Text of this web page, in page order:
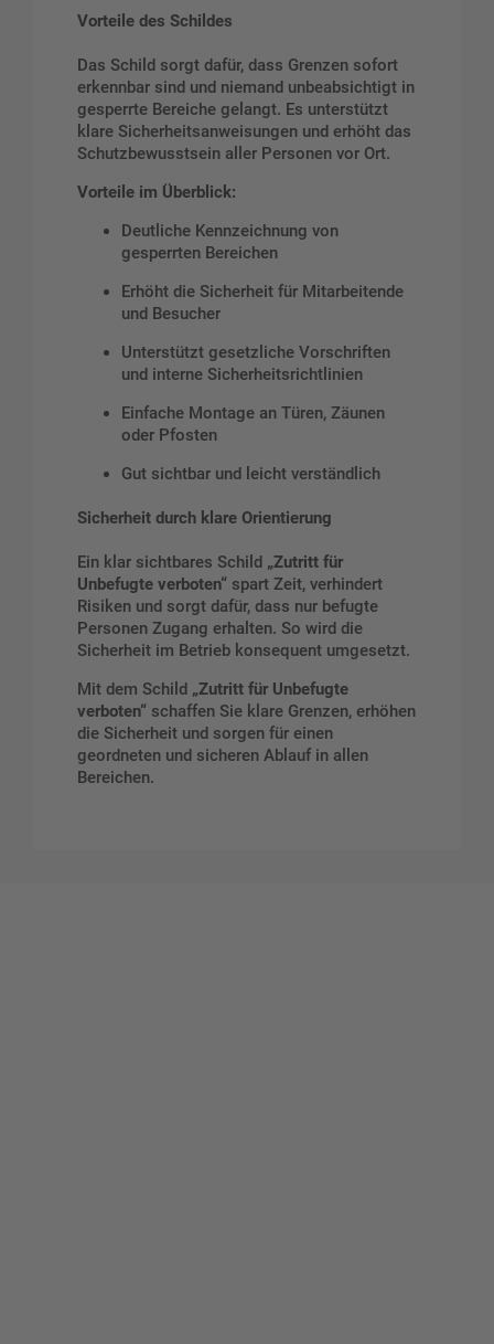
Vorteile des Schildes
Das Schild sorgt dafür, dass Grenzen sofort
erkennbar sind und niemand unbeabsichtigt in
gesperrte Bereiche gelangt. Es unterstützt
klare Sicherheitsanweisungen und erhöht das
Schutzbewusstsein aller Personen vor Ort.
Vorteile im Überblick:
Deutliche Kennzeichnung von
gesperrten Bereichen
Erhöht die Sicherheit für Mitarbeitende
und Besucher
Unterstützt gesetzliche Vorschriften
und interne Sicherheitsrichtlinien
Einfache Montage an Türen, Zäunen
oder Pfosten
Gut sichtbar und leicht verständlich
Sicherheit durch klare Orientierung
Ein klar sichtbares Schild „Zutritt für
Unbefugte verboten“ spart Zeit, verhindert
Risiken und sorgt dafür, dass nur befugte
Personen Zugang erhalten. So wird die
Sicherheit im Betrieb konsequent umgesetzt.
Mit dem Schild „Zutritt für Unbefugte
verboten“ schaffen Sie klare Grenzen, erhöhen
die Sicherheit und sorgen für einen
geordneten und sicheren Ablauf in allen
Bereichen.